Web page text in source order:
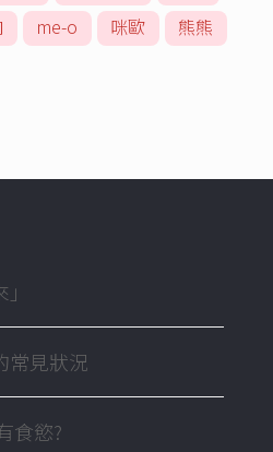
me-o 咪歐
熊熊
常見狀況
食慾?